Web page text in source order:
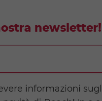
newsletter!
informazioni